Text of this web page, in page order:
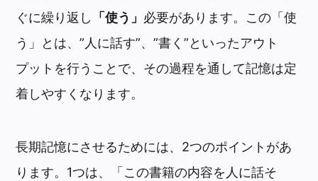
ぐに繰り返し
「使う」 必要があります。この「使
う」とは、”人に話す”、”書く”といったアウト
プットを行うことで、その過程を通して記憶は定
着しやすくなります。
長期記憶にさせるためには、2つのポイントがあ
ります。1つは、「この書籍の内容を人に話そ